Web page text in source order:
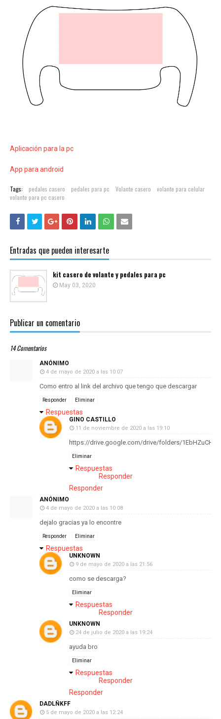
Aplicación para la pc
App para android
Tags: pedales casero pedales para pc Volante casero
volante para celular
volante para pc casero
Entradas que pueden interesarte
kit casero de volante y pedales para pc
May 03, 2020
Publicar un comentario
14 Comentarios
ANÓNIMO
4 de mayo de 2020 a las 10:07
Como entro al link del archivo que tengo que descargar
Responder Eliminar
Respuestas
GINO CASTILLO
11 de noviembre de 2020 a las 19:10
https://drive.google.com/drive/folders/
Eliminar
Respuestas
Responder
Responder
ANÓNIMO
4 de mayo de 2020 a las 10:08
dejalo gracias ya lo encontre
Responder Eliminar
Respuestas
UNKNOWN
9 de mayo de 2020 a las 21:56
como se descarga?
Eliminar
Respuestas
Responder
UNKNOWN
24 de julio de 2020 a las 19:24
ayuda bro
Eliminar
Respuestas
Responder
Responder
DADLÑKFF
5 de mayo de 2020 a las 12:24